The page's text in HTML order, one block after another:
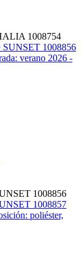
1008754
1008856